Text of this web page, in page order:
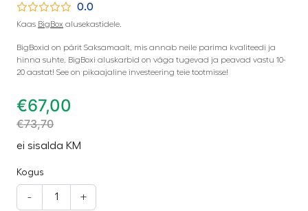
0.0
Kaas BigBox alusekastidele.
BigBoxid on pärit Saksamaalt, mis annab neile parima kvaliteedi ja
hinna suhte. BigBoxi aluskarbid on väga tugevad ja peavad vastu 10-
20 aastat! See on pikaajaline investeering teie tootmisse!
€67,00
€73,70
ei sisalda KM
Kogus
- +